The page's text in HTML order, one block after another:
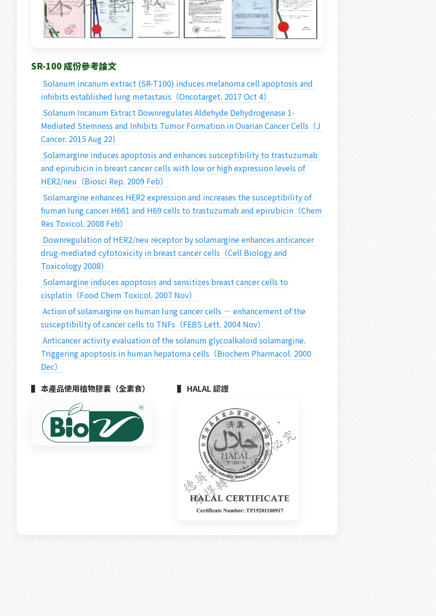
SR-100 成份參考論文
inhibits established lung metastasis（Oncotarget. 2017 Oct 4）
Mediated Stemness and Inhibits Tumor Formation in Ovarian Cancer Cells（J
Cancer. 2015 Aug 22）
and epirubicin in breast cancer cells with low or high expression levels of
HER2/neu（Biosci Rep. 2009 Feb）
human lung cancer H661 and H69 cells to trastuzumab and epirubicin（Chem
Res Toxicol. 2008 Feb）
drug-mediated cytotoxicity in breast cancer cells（Cell Biology and
Toxicology 2008）
cisplatin（Food Chem Toxicol. 2007 Nov）
susceptibility of cancer cells to TNFs（FEBS Lett. 2004 Nov）
Triggering apoptosis in human hepatoma cells（Biochem Pharmacol. 2000
Dec）
▌ 本產品使用植物膠囊（全素食）
▌ HALAL 認證